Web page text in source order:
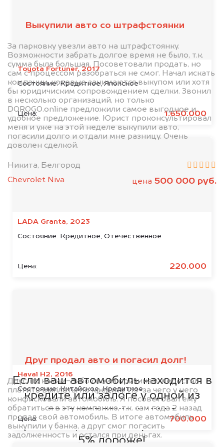
Toyota Fortuner, 2017
Состояние:Кредитное, Японское
Цена: 1.650.000
LADA Granta, 2023
Состояние: Кредитное, Отечественное
Цена: 220.000
Haval H2, 2016
Состояние:Китайское, Кредитное
Цена: 700.000
Выкупили авто со штрафстоянки
За парковку увезли авто на штрафстоянку.
Возможности забрать долгое время не было, т.к.
сумма была большая. Посоветовали продать, но
сам с процессом разобраться не смог. Начал искать
компании, которые занимаются выкупом или хотя
бы юридичиским сопровождением сделки. Звонил
в несколько организаций, но только
DOROGO.online предложили самое выгодное и
удобное предложение. Юрист проконсультировал
меня и уже на этой неделе выкупили авто,
погасили долго и отдали мне разницу. Очень
доволен сделкой.
Никита, Белгород
Chevrolet Niva
цена 500 000 руб.
Друг продал авто и погасил долг!
Друг, по каким-либо своим причинам, перестал
платить выплаты по кредиту. Из-за чего у него
конфисковали автомобиль. Я посоветовал ему
обратиться в эту компанию, т.к. сам года 2 назад
продал свой автомобиль. В итоге автомобиль
выкупили у банка, а друг смог погасить
задолженность и остался при деньгах.
банками
Если ваш автомобиль находится в
кредите или залоге у одной из
представленных ниже
организаций, то мы купим его на
5% дороже!